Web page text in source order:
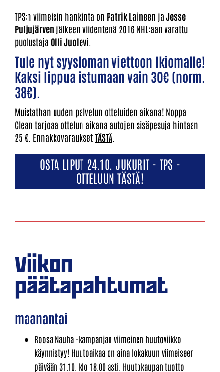
TPS:n viimeisin hankinta on Patrik Laineen ja Jesse
Puljujärven jälkeen viidentenä 2016 NHL:aan varattu
puolustaja Olli Juolevi
Tule nyt syysloman viettoon Ikiomalle!
Kaksi lippua istumaan vain 30€ (norm.
38€).
Muistathan uuden palvelun otteluiden aikana! Noppa
Clean tarjoaa ottelun aikana autojen sisäpesuja hintaan
25 €. EnnakkovarauksetTÄSTÄ
OSTA LIPUT 24.10. JUKURIT - TPS -
OTTELUUN TÄSTÄ!
Viikon
päätapahtumat
maanantai
Roosa Nauha -kampanjan viimeinen huutoviikko
käynnistyy! Huutoaikaa on aina lokakuun viimeiseen
päivään 31.10. klo 18.00 asti. Huutokaupan tuotto